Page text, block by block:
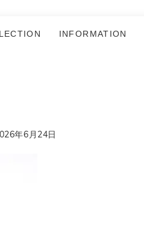
INFORMATION
年6月24日